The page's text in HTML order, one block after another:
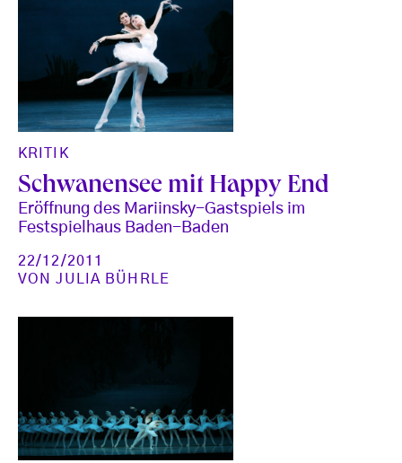
KRITIK
Schwanensee mit Happy End
Eröffnung des Mariinsky-Gastspiels im
Festspielhaus Baden-Baden
22/12/2011
VONJULIA BÜHRLE